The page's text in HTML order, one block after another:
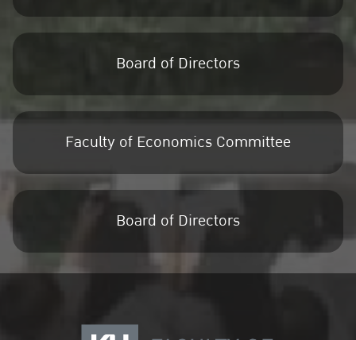
Board of Directors
Faculty of Economics Committee
Board of Directors